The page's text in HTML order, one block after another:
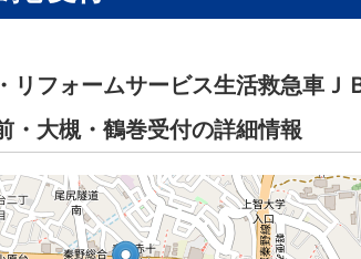
リフォームサービス生活救急車
・大槻・鶴巻受付の詳細情報